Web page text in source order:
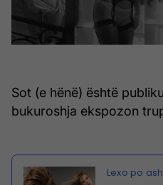
Sot (e hënë) është
bukuroshja ekspozon